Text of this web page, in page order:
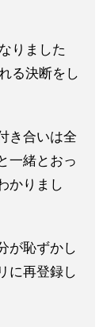
りました
る決断をし
き合いは全
一緒とおっ
かりまし
が恥ずかし
に再登録し